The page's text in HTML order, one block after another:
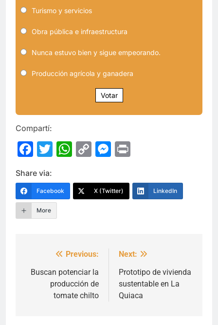
Turismo y servicios
Obra pública e infraestructura
Nunca estuvo bien y sigue empeorando.
Producción agrícola y ganadera
Votar
Compartí:
Facebook
Twitter
WhatsApp
CopyMessenger
Share via:
Facebook X (Twitter) LinkedIn
More
Navegación
de
entradas
Previous:
Buscan potenciar la
producción de
tomate chilto
Next:
Prototipo de vivienda
sustentable en La
Quiaca